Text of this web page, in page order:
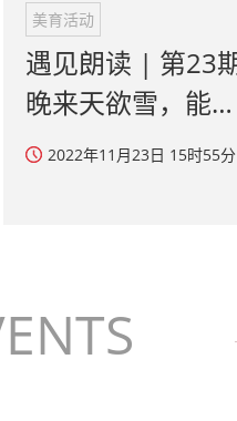
晚来天欲雪，能饮
一杯无？
2022年11月23日 15时55分